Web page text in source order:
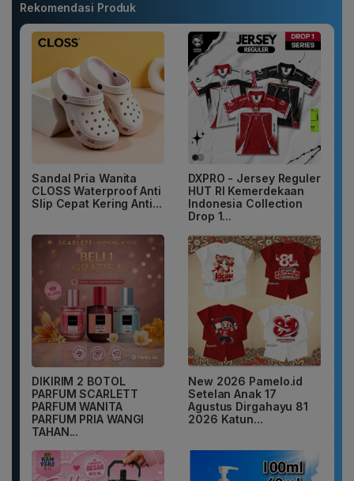
Rekomendasi Produk
Sandal Pria Wanita
CLOSS Waterproof Anti
Slip Cepat Kering Anti...
DXPRO - Jersey Reguler
HUT RI Kemerdekaan
Indonesia Collection
Drop 1...
DIKIRIM 2 BOTOL
PARFUM SCARLETT
PARFUM WANITA
PARFUM PRIA WANGI
TAHAN...
New 2026 Pamelo.id
Setelan Anak 17
Agustus Dirgahayu 81
2026 Katun...